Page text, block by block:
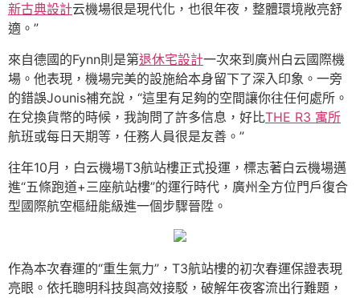
新古典設計云機場很是現代化，也很年夜，整體環境敞亮舒
適。”
來自德國的Fynn則是第退休宅設計一次來到廣州白云國際機
場。他表現，機場完美的設施給本身留下了深入印象。一旁
的錯誤Jounis補充說，“這里有足夠的空間讓你往任何處所。
在兌換貨幣的時候，我詢問了許多信息，好比THE R3 寓所
航班或每日天期等，任務人員很是友善。”
往年10月，白云機場T3航站樓正式投運，標志著白云機場邁
進“五條跑道+三座航站樓”的運行時代，廣州全方位門戶復合
型國際航空樞紐能級進一個步驟晉陞。
作為本次春運的“重生氣力”，T3航站樓的初次春運保證表現
亮眼。依托聰明科技與高效接駁，破解年夜客流出行難題，